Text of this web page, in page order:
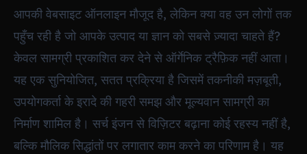
आपकी वेबसाइट ऑनलाइन मौजूद है, लेकिन क्या वह उन लोगों तक
पहुँच रही है जो आपके उत्पाद या ज्ञान को सबसे ज़्यादा चाहते हैं?
केवल सामग्री प्रकाशित कर देने से ऑर्गेनिक ट्रैफ़िक नहीं आता।
यह एक सुनियोजित, सतत प्रक्रिया है जिसमें तकनीकी मज़बूती,
उपयोगकर्ता के इरादे की गहरी समझ और मूल्यवान सामग्री का
निर्माण शामिल है। सर्च इंजन से विज़िटर बढ़ाना कोई रहस्य नहीं है,
बल्कि मौलिक सिद्धांतों पर लगातार काम करने का परिणाम है। यह